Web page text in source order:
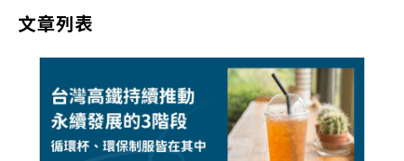
文章列表